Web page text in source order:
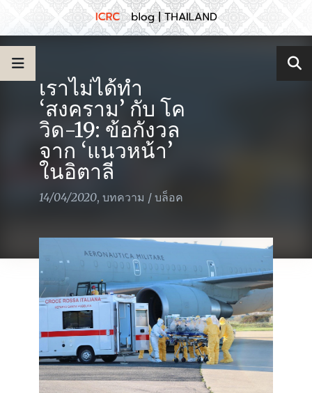
เราไม่ได้ทำ
‘สงคราม’ กับ โค
วิด-19: ข้อกังวล
จาก ‘แนวหน้า’
ในอิตาลี
14/04/2020, บทความ / บล็อค